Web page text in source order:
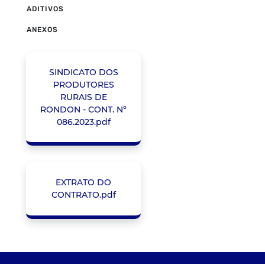
ADITIVOS
ANEXOS
SINDICATO DOS
PRODUTORES
RURAIS DE
RONDON - CONT. N°
086.2023.pdf
EXTRATO DO
CONTRATO.pdf